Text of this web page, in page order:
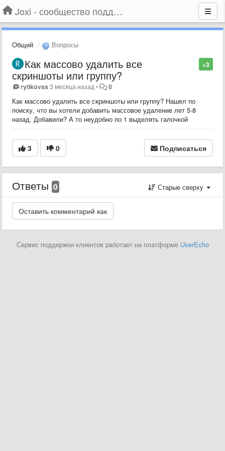
Joxi - сообщество поддержки
Общий Вопросы
+3
Как массово удалить все
скриншоты или группу?
rytikovss3 месяца назад • 0
Как массово удалить все скриншоты или группу? Нашел по
поиску, что вы хотели добавить массовое удаление лет 5-8
назад. Добавили? А то неудобно по 1 выделять галочкой
3 0 Подписаться
Ответы 0 Старые сверху
Сервис поддержки клиентов работает на платформе UserEcho